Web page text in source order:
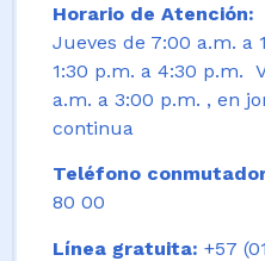
Horario de Atención:
Jueves de 7:00 a.m. a
1:30 p.m. a 4:30 p.m.
a.m. a 3:00 p.m. , en
continua
Teléfono
80 00
Línea gratuita: +57